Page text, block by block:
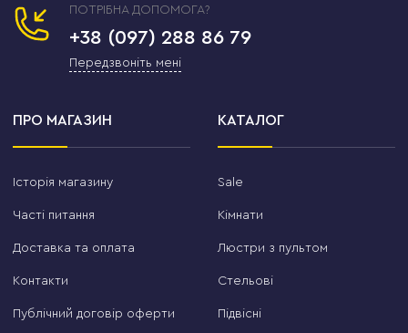
ПОТРІБНА ДОПОМОГА?
+38 (097) 288 86 79
Передзвоніть мені
ПРО МАГАЗИН
Історія магазину
Часті питання
Доставка та оплата
Контакти
Публічний договір оферти
КАТАЛОГ
Sale
Кімнати
Люстри з пультом
Стельові
Підвісні